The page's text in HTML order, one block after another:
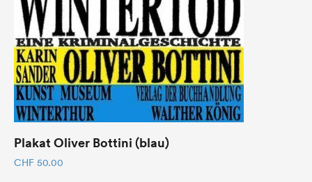
Plakat Oliver Bottini (blau)
CHF 50.00